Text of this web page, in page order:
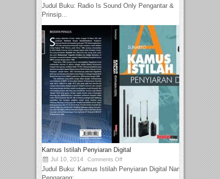
Judul Buku: Radio Is Sound Only Pengantar &
Prinsip...
Kamus Istilah Penyiaran Digital
Jul 10, 2014 Comments Off
Judul Buku: Kamus Istilah Penyiaran Digital Nama